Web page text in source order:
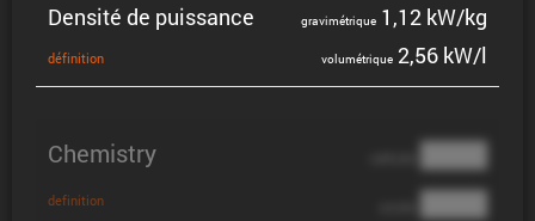
Densité de puissance
défini­tion
gravi­mé­trique 1,12 kW/kg
volumé­trique 2,56 kW/l
Chemistry
definition
████
████